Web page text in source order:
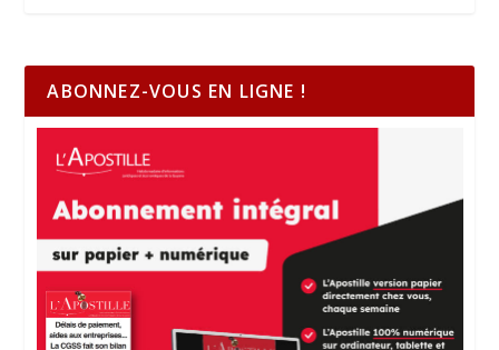
ABONNEZ-VOUS EN LIGNE !